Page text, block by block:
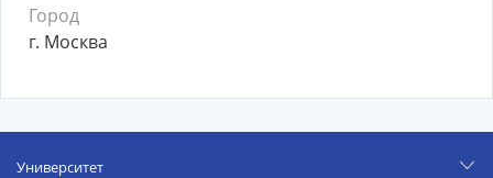
Город
г. Москва
Университет